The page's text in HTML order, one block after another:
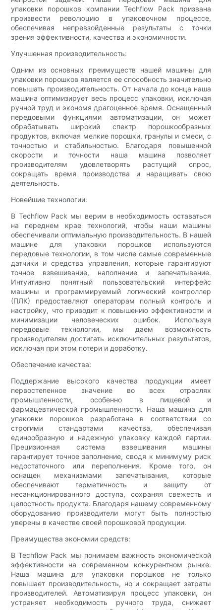
упаковки порошков компании Techflow Pack призвана
произвести революцию в упаковочном процессе,
обеспечивая непревзойденные результаты с точки
зрения эффективности, качества и экономичности.
Улучшенная производительность:
Одним из основных преимуществ нашей машины для
упаковки порошков является ее способность значительно
повышать производительность. От начала до конца наша
машина оптимизирует весь процесс упаковки, исключая
ручной труд и экономя драгоценное время. Оснащенный
передовыми функциями автоматизации, он может
обрабатывать широкий спектр порошкообразных
продуктов, включая мелкие порошки, гранулы и смеси, с
точностью и стабильностью. Благодаря повышенной
скорости и точности наша машина позволяет
производителям удовлетворять растущий спрос,
сокращать время производства и наращивать свою
деятельность.
Новейшие технологии:
В Techflow Pack мы верим в необходимость оставаться
на переднем крае технологий, чтобы наши машины
обеспечивали оптимальную производительность. В нашей
машине для упаковки порошков используются
передовые технологии, в том числе самые современные
датчики и средства управления, которые гарантируют
точное взвешивание, наполнение и запечатывание.
Интуитивно понятный пользовательский интерфейс
машины и программируемый логический контроллер
(ПЛК) предоставляют операторам полный контроль и
настройку, что приводит к повышению эффективности и
минимизации человеческих ошибок. Используя
передовые технологии, мы даем возможность
производителям достигать исключительных результатов,
исключая при этом потери и доработку.
Обеспечение качества:
Поддержание высокого качества продукции имеет
первостепенное значение во всех отраслях
промышленности, особенно в пищевой и
фармацевтической промышленности. Наша машина для
упаковки порошков разработана в соответствии со
строгими стандартами качества, обеспечивая
единообразную и надежную упаковку каждой партии.
Прецизионная система взвешивания машины
гарантирует точное заполнение, сводя к минимуму риск
недостаточного или переполнения. Кроме того, он
оснащен механизмами запечатывания, которые
обеспечивают герметичность и защиту от
несанкционированного доступа, сохраняя свежесть и
целостность продукта. Благодаря нашему современному
оборудованию производители могут быть полностью
уверены в качестве своей порошковой продукции.
Преимущества экономии средств:
В Techflow Pack мы понимаем важность экономической
эффективности на современном конкурентном рынке.
Наша машина для упаковки порошков не только
повышает производительность, но и сокращает затраты
производителей. Автоматизируя процесс упаковки, он
устраняет необходимость ручного труда, снижает